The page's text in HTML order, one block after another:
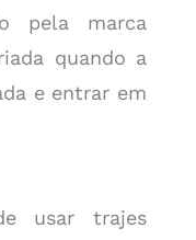
pela marca
quando a
e entrar em
usar trajes